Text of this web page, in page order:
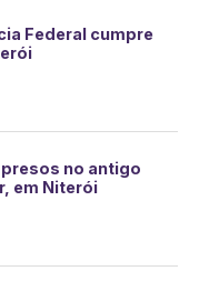
Federal cumpre
no antigo
em Niterói